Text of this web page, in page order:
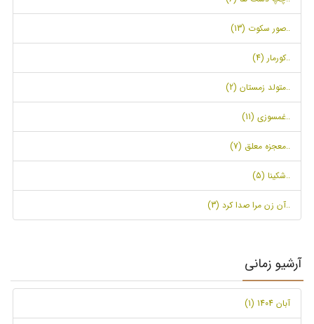
..صور سکوت (13)
..کورمار (4)
..متولد زمستان (2)
..غمسوزی (11)
..معجزه معلق (7)
..شکینا (5)
..آن زن مرا صدا کرد (3)
آرشیو زمانی
آبان 1404 (1)